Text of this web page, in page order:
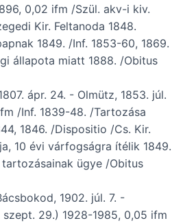
0,02 ifm /Szül. akv-i kiv.
Kir. Feltanoda 1848.
1849. /Inf. 1853-60, 1869.
állapota miatt 1888. /Obitus
ápr. 24. - Olmütz, 1853. júl.
/Inf. 1839-48. /Tartozása
1846. /Dispositio /Cs. Kir.
10 évi várfogságra ítélik 1849.
ügye /Obitus
1902. júl. 7. -
szept. 29.) 1928-1985, 0,05 ifm